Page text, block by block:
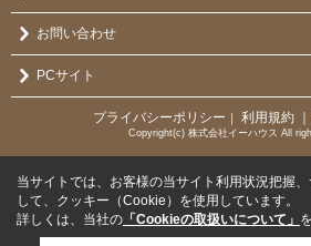
お問い合わせ
PCサイト
プライバシーポリシー ｜ 利用規約
Copyright(c) 株式会社イーハウス All
当サイトでは、お客様の当サイト利用状況把握
して、クッキー（Cookie）を使用しています。
詳しくは、当社の 「Cookieの取扱いについて」